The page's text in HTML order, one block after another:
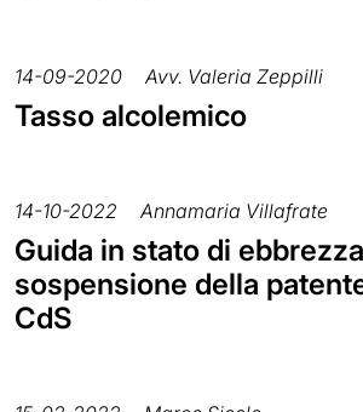
14-09-2020 Avv. Valeria Zeppilli
Tasso alcolemico
14-10-2022 Annamaria Villafrate
Guida in stato di
sospensione della
CdS